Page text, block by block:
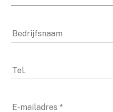
Bedrijfsnaam
Telefoon
E-